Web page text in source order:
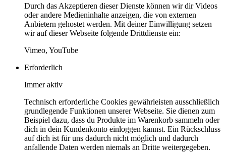
Durch das Akzeptieren dieser Dienste können wir dir Videos
oder andere Medieninhalte anzeigen, die von externen
Anbietern gehostet werden. Mit deiner Einwilligung setzen
wir auf dieser Webseite folgende Drittdienste ein:
Vimeo, YouTube
Erforderlich
Immer aktiv
Technisch erforderliche Cookies gewährleisten ausschließlich
grundlegende Funktionen unserer Webseite. Sie dienen zum
Beispiel dazu, dass du Produkte im Warenkorb sammeln oder
dich in dein Kundenkonto einloggen kannst. Ein Rückschluss
auf dich ist für uns dadurch nicht möglich und dadurch
anfallende Daten werden niemals an Dritte weitergegeben.